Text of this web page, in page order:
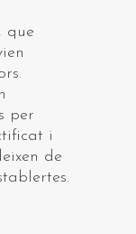
que
per
i
de